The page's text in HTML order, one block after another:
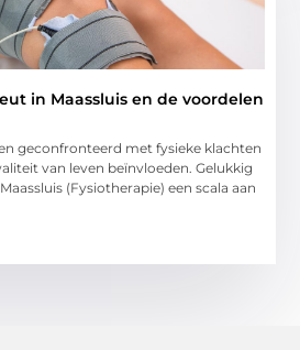
in Maassluis en de voordelen
geconfronteerd met fysieke klachten
van leven beïnvloeden. Gelukkig
(Fysiotherapie) een scala aan